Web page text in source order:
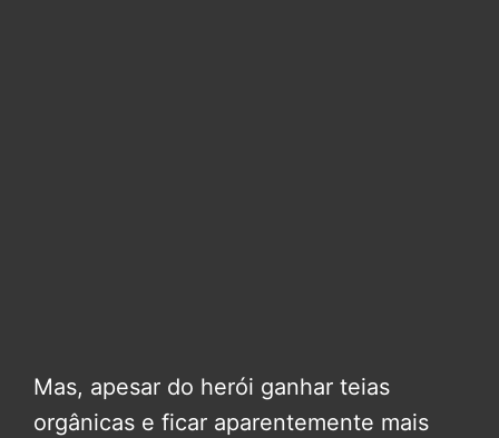
Mas, apesar do herói ganhar teias
orgânicas e ficar aparentemente mais